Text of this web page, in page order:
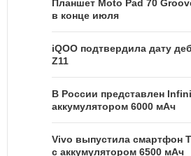
Планшет Moto Pad 70
в конце июля
iQOO подтвердила дату
Z11
В России представлен
аккумулятором 6000 мАч
Vivo выпустила смартфон
с аккумулятором 6500 мАч